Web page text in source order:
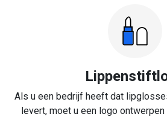
Als u een bedrijf heeft dat
levert, moet u een logo